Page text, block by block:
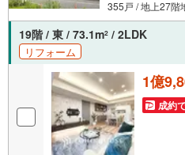
355戸 / 地上27階
19階 / 東 / 73.1m2 / 2LDK
リフォーム
1億
成約